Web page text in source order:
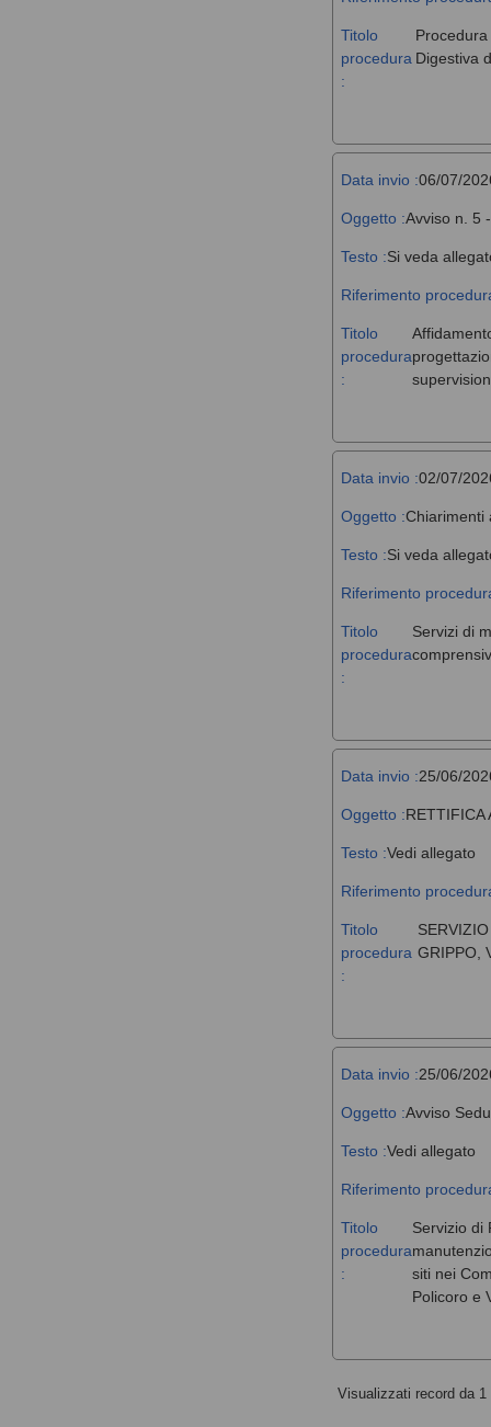
Titolo
procedura
:
Digestiva
Data invio :06/07/
Oggetto :Avviso n. 5
Testo :Si veda
Riferimento
Titolo
procedura
:
Data invio :02/07/
Oggetto :Chiarimenti
Testo :Si veda
Riferimento
Titolo
procedura
:
Servizi di
Data invio :25/06/
Oggetto :RETTIFICA
Testo :Vedi allegato
Riferimento
Titolo
procedura
:
GRIPPO,
Data invio :25/06/
Oggetto :Avviso
Testo :Vedi allegato
Riferimento
Titolo
procedura
:
Servizio di
siti nei
Policoro e
Visualizzati record da 1